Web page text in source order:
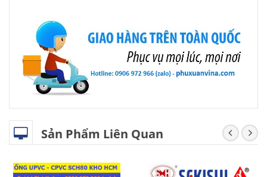
Sản Phẩm Liên Quan